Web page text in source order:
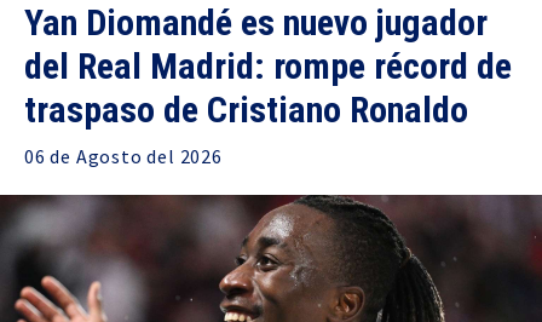
Yan Diomandé es nuevo jugador
del Real Madrid: rompe récord de
traspaso de Cristiano Ronaldo
06 de Agosto del 2026